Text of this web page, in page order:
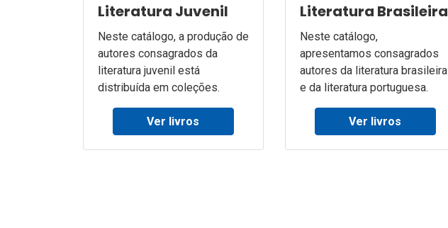
Literatura Juvenil
Neste catálogo, a produção de
autores consagrados da
literatura juvenil está
distribuída em coleções.
Ver livros
Literatura Brasileira
Neste catálogo,
apresentamos consagrados
autores da literatura brasileira
e da literatura portuguesa.
Ver livros